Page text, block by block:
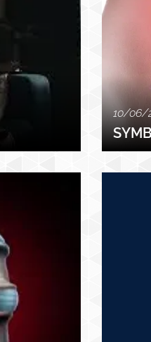
10/06/